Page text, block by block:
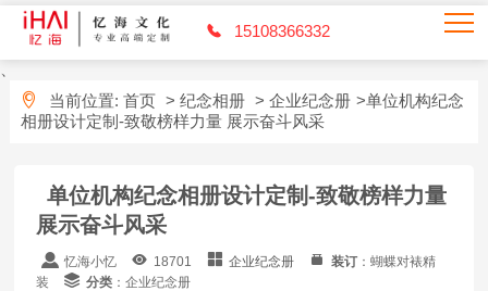
15108366332
当前位置: 首页 > 纪念相册 > 企业纪念册 >单位机构纪念
相册设计定制-致敬榜样力量 展示奋斗风采
单位机构纪念相册设计定制-致敬榜样力量
展示奋斗风采
忆海小忆 18701 企业纪念册 装订 ：蝴蝶对裱精
装
分类 ：企业纪念册